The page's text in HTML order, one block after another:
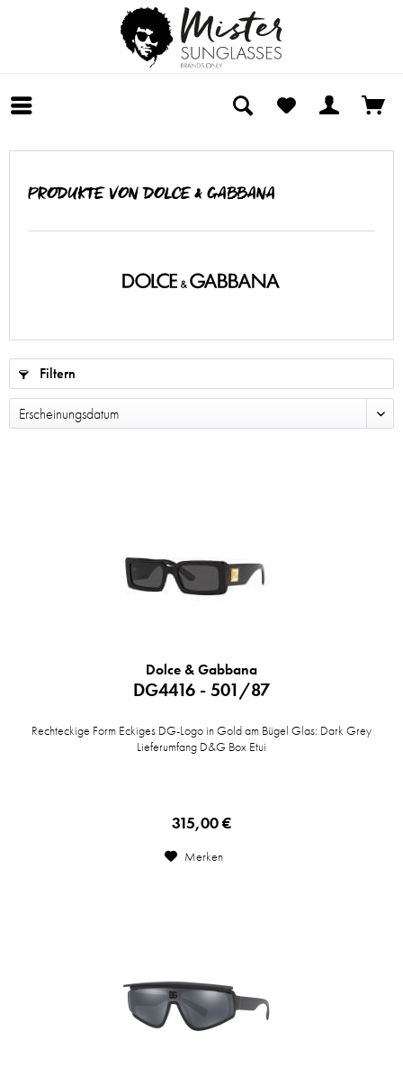
PRODUKTE VON DOLCE & GABBANA
Filtern
Dolce & Gabbana
DG4416 - 501/87
Rechteckige Form Eckiges DG-Logo in Gold am Bügel Glas: Dark Grey
Lieferumfang D&G Box Etui
315,00 €
Merken